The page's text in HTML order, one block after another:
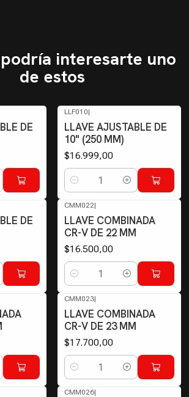
interesarte uno
de estos
DE
LLF010|
LLAVE AJUSTABLE DE
10" (250 MM)
$16.999,00
Cantidad
DE
CMM022|
LLAVE COMBINADA
CR-V DE 22 MM
$16.500,00
Cantidad
CMM023|
LLAVE COMBINADA
CR-V DE 23 MM
$17.700,00
Cantidad
CMM026|